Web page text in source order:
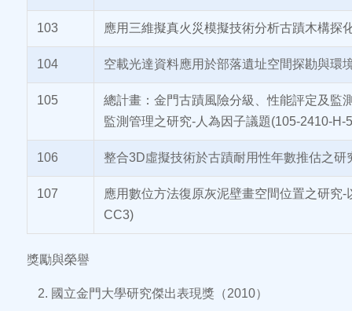
103 應用三維擬真火災模擬技術分析古蹟木構探
104 空載光達資料應用於部落遺址空間探勘與環
105
總計畫：金門古蹟風險分級、性能評定及監
監測管理之研究-人為因子議題(105-2410-H-
106 整合3D虛擬技術於古蹟耐用性年數推估之
107
應用數位方法復原灰泥壁畫空間位置之研究
CC3)
獎勵與榮譽
國立金門大學研究傑出表現獎（2010）